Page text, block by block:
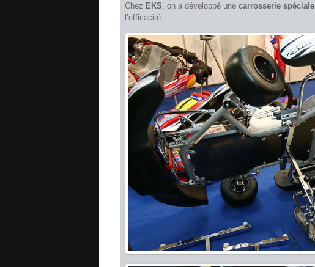
Chez EKS , on a développé une carrosserie spéciale
l’efficacité…